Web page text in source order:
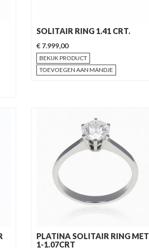
SOLITAIR RING 1.41 CRT.
€ 7.999,00
BEKIJK PRODUCT
TOEVOEGEN AAN MANDJE
PLATINA SOLITAIR RING MET
1-1.07CRT